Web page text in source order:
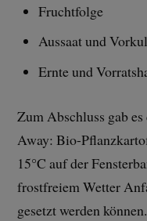
Fruchtfolge
Aussaat und
Ernte und
Zum Abschluss gab
Away: Bio-
15°C auf der
frostfreiem Wetter
gesetzt werden können.